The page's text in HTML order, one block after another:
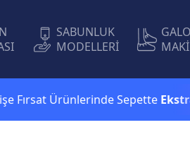
SABUNLUK
MODELLERİ
Ürünlerinde SepetteEkstra %5